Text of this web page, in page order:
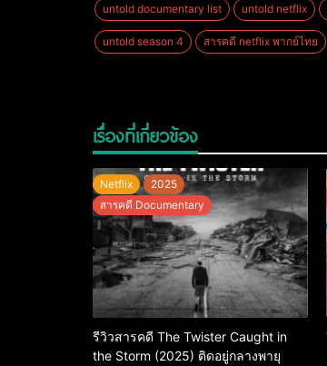
untold documentary list untold netflix
untold season 4 สารคดี netflix พากย์ไทย
เรื่องที่เกี่ยวข้อง
Netflix
2025
สารคดี Documentary
รีวิวสารคดี The Twister Caught in
the Storm (2025) ติดอยู่กลางพายุ